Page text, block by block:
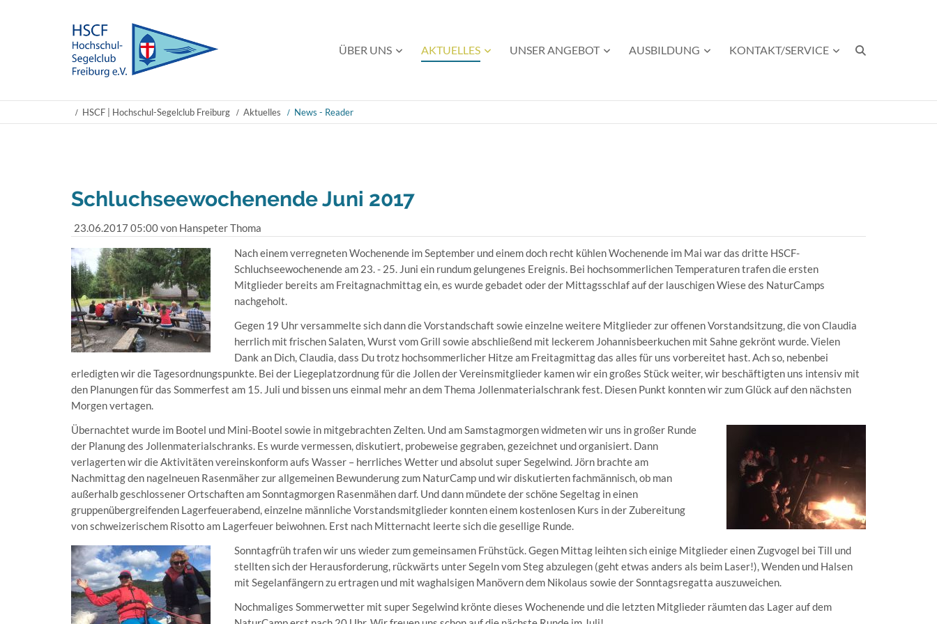
Navigation
ÜBER UNS AKTUELLES UNSER ANGEBOT AUSBILDUNG KONTAKT/SERVICE
HSCF | Hochschul-Segelclub Freiburg Aktuelles News - Reader
Schluchseewochenende Juni 2017
23.06.2017 05:00von Hanspeter Thoma
Nach einem verregneten Wochenende im September und einem doch recht kühlen Wochenende im Mai war das dritte HSCF-
Schluchseewochenende am 23. - 25. Juni ein rundum gelungenes Ereignis. Bei hochsommerlichen Temperaturen trafen die ersten
Mitglieder bereits am Freitagnachmittag ein, es wurde gebadet oder der Mittagsschlaf auf der lauschigen Wiese des NaturCamps
nachgeholt.
Gegen 19 Uhr versammelte sich dann die Vorstandschaft sowie einzelne weitere Mitglieder zur offenen Vorstandsitzung, die von Claudia
herrlich mit frischen Salaten, Wurst vom Grill sowie abschließend mit leckerem Johannisbeerkuchen mit Sahne gekrönt wurde. Vielen
Dank an Dich, Claudia, dass Du trotz hochsommerlicher Hitze am Freitagmittag das alles für uns vorbereitet hast. Ach so, nebenbei
erledigten wir die Tagesordnungspunkte. Bei der Liegeplatzordnung für die Jollen der Vereinsmitglieder kamen wir ein großes Stück weiter, wir beschäftigten uns intensiv mit
den Planungen für das Sommerfest am 15. Juli und bissen uns einmal mehr an dem Thema Jollenmaterialschrank fest. Diesen Punkt konnten wir zum Glück auf den nächsten
Morgen vertagen.
Übernachtet wurde im Bootel und Mini-Bootel sowie in mitgebrachten Zelten. Und am Samstagmorgen widmeten wir uns in großer Runde
der Planung des Jollenmaterialschranks. Es wurde vermessen, diskutiert, probeweise gegraben, gezeichnet und organisiert. Dann
verlagerten wir die Aktivitäten vereinskonform aufs Wasser – herrliches Wetter und absolut super Segelwind. Jörn brachte am
Nachmittag den nagelneuen Rasenmäher zur allgemeinen Bewunderung zum NaturCamp und wir diskutierten fachmännisch, ob man
außerhalb geschlossener Ortschaften am Sonntagmorgen Rasenmähen darf. Und dann mündete der schöne Segeltag in einen
gruppenübergreifenden Lagerfeuerabend, einzelne männliche Vorstandsmitglieder konnten einem kostenlosen Kurs in der Zubereitung
von schweizerischem Risotto am Lagerfeuer beiwohnen. Erst nach Mitternacht leerte sich die gesellige Runde.
Sonntagfrüh trafen wir uns wieder zum gemeinsamen Frühstück. Gegen Mittag leihten sich einige Mitglieder einen Zugvogel bei Till und
stellten sich der Herausforderung, rückwärts unter Segeln vom Steg abzulegen (geht etwas anders als beim Laser!), Wenden und Halsen
mit Segelanfängern zu ertragen und mit waghalsigen Manövern dem Nikolaus sowie der Sonntagsregatta auszuweichen.
Nochmaliges Sommerwetter mit super Segelwind krönte dieses Wochenende und die letzten Mitglieder räumten das Lager auf dem